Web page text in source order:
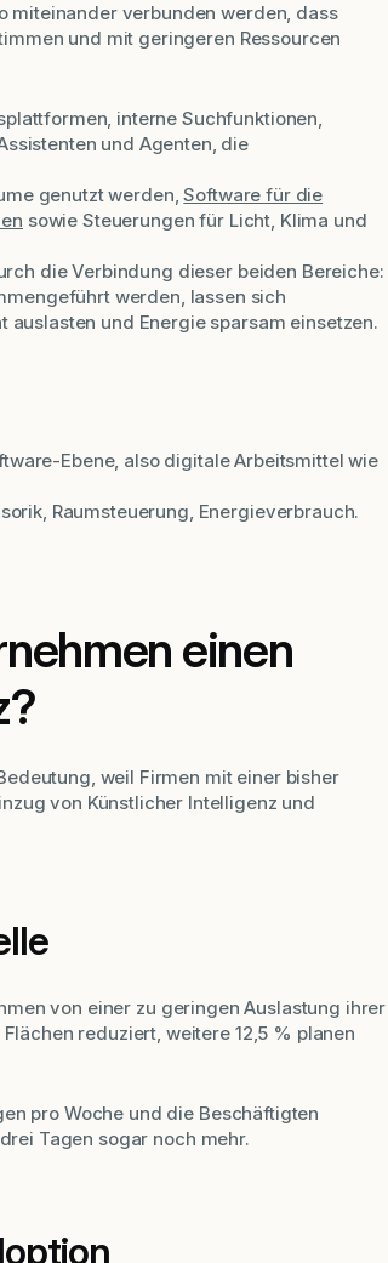
miteinander verbunden werden, dass
und mit geringeren Ressourcen
interne Suchfunktionen,
und Agenten, die
genutzt werden,Software für die
sowie Steuerungen für Licht, Klima und
die Verbindung dieser beiden Bereiche:
werden, lassen sich
und Energie sparsam einsetzen.
Ebene, also digitale Arbeitsmittel wie
Raumsteuerung, Energieverbrauch.
einen
weil Firmen mit einer bisher
von Künstlicher Intelligenz und
von einer zu geringen Auslastung ihrer
reduziert, weitere 12,5 % planen
pro Woche und die Beschäftigten
Tagen sogar noch mehr.